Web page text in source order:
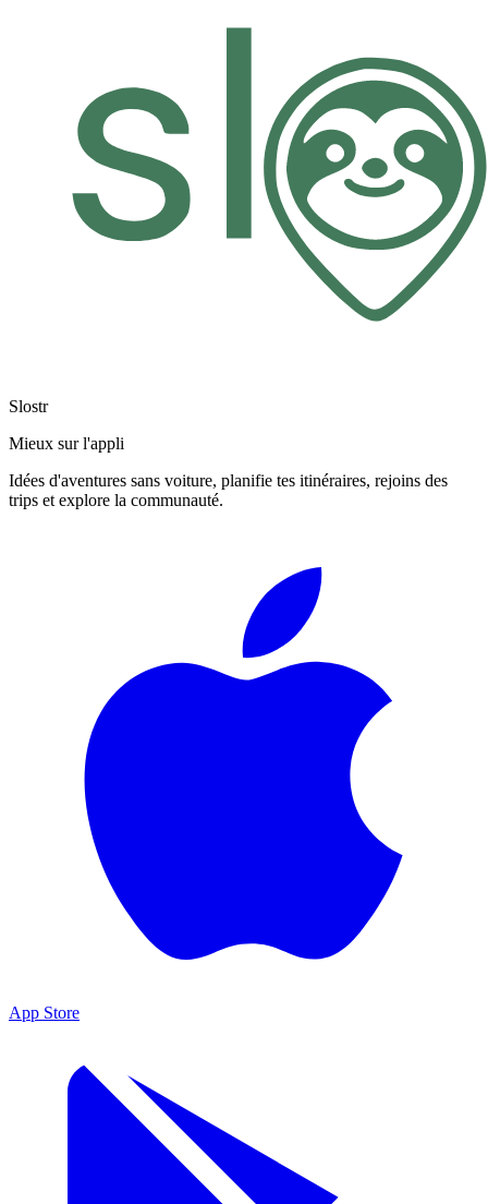
Slostr
Mieux sur l'appli
Idées d'aventures sans voiture, planifie tes itinéraires, rejoins des
trips et explore la communauté.
App Store